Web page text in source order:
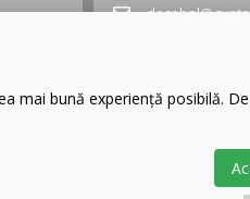
Sâ - Du:10:00 - 16:00
mai bună experiență posibilă.